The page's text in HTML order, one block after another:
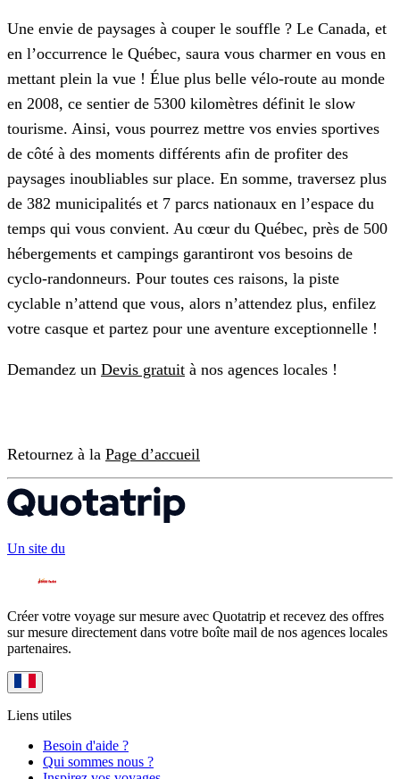
Une envie de paysages à couper le souffle ? Le Canada, et
en l’occurrence le Québec, saura vous charmer en vous en
mettant plein la vue ! Élue plus belle vélo-route au monde
en 2008, ce sentier de 5300 kilomètres définit le slow
tourisme. Ainsi, vous pourrez mettre vos envies sportives
de côté à des moments différents afin de profiter des
paysages inoubliables sur place. En somme, traversez plus
de 382 municipalités et 7 parcs nationaux en l’espace du
temps qui vous convient. Au cœur du Québec, près de 500
hébergements et campings garantiront vos besoins de
cyclo-randonneurs. Pour toutes ces raisons, la piste
cyclable n’attend que vous, alors n’attendez plus, enfilez
votre casque et partez pour une aventure exceptionnelle !
Demandez un Devis gratuit à nos agences locales !
Retournez à la Page d’accueil
Un site du
Créer votre voyage sur mesure avec Quotatrip et recevez des offres
sur mesure directement dans votre boîte mail de nos agences locales
partenaires.
Liens utiles
Besoin d'aide ?
Qui sommes nous ?